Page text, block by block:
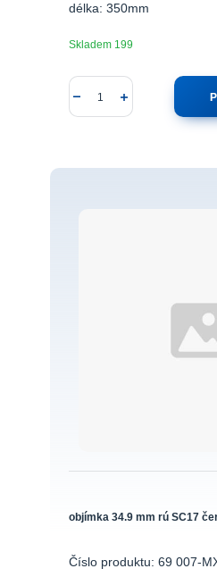
délka: 350mm
Skladem 199
objímka 34.9 mm rú SC17
Číslo produktu: 69 007-